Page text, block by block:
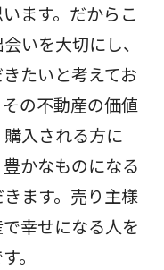
ます。だからこ
いを大切にし、
たいと考えてお
の不動産の価値
入される方に
かなものになる
ます。売り主様
幸せになる人を
。